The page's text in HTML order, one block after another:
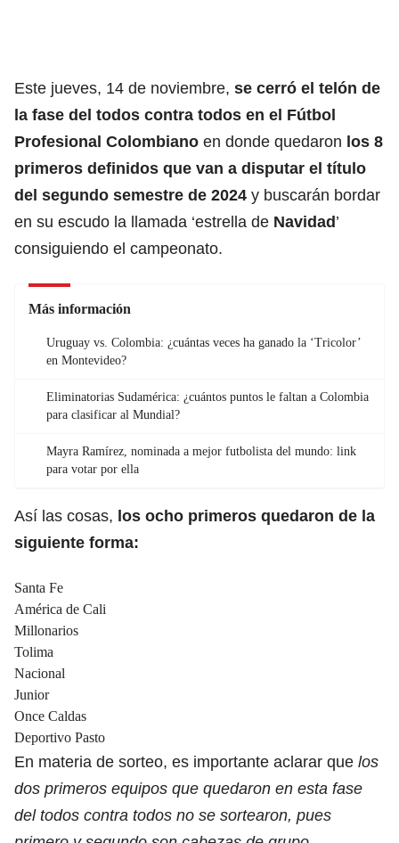
Este jueves, 14 de noviembre, se cerró el telón de
la fase del todos contra todos en el Fútbol
Profesional Colombiano en donde quedaron los 8
primeros definidos que van a disputar el título
del segundo semestre de 2024 y buscarán bordar
en su escudo la llamada ‘estrella de Navidad’
consiguiendo el campeonato.
Más información
Uruguay vs. Colombia: ¿cuántas veces ha ganado la ‘Tricolor’
en Montevideo?
Eliminatorias Sudamérica: ¿cuántos puntos le faltan a Colombia
para clasificar al Mundial?
Mayra Ramírez, nominada a mejor futbolista del mundo: link
para votar por ella
Así las cosas, los ocho primeros quedaron de la
siguiente forma:
Santa Fe
América de Cali
Millonarios
Tolima
Nacional
Junior
Once Caldas
Deportivo Pasto
En materia de sorteo, es importante aclarar que los
dos primeros equipos que quedaron en esta fase
del todos contra todos no se sortearon, pues